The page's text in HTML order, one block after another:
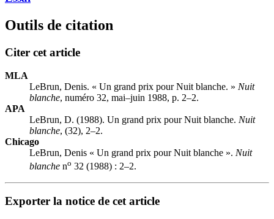
Outils de citation
Citer cet article
MLA
LeBrun, Denis. « Un grand prix pour Nuit blanche. » Nuit
blanche, numéro 32, mai–juin 1988, p. 2–2.
APA
LeBrun, D. (1988). Un grand prix pour Nuit blanche. Nuit
blanche, (32), 2–2.
Chicago
LeBrun, Denis « Un grand prix pour Nuit blanche ». Nuit
blanche no 32 (1988) : 2–2.
Exporter la notice de cet article